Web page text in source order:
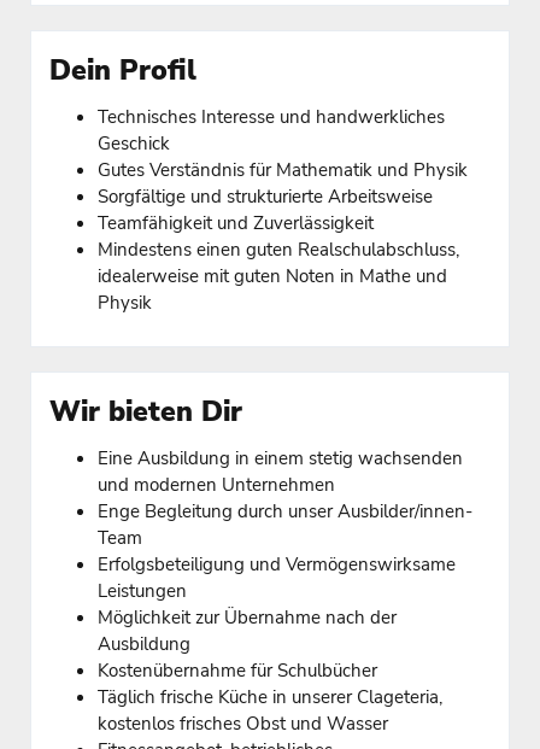
Dein Profil
Technisches Interesse und handwerkliches
Geschick
Gutes Verständnis für Mathematik und Physik
Sorgfältige und strukturierte Arbeitsweise
Teamfähigkeit und Zuverlässigkeit
Mindestens einen guten Realschulabschluss,
idealerweise mit guten Noten in Mathe und
Physik
Wir bieten Dir
Eine Ausbildung in einem stetig wachsenden
und modernen Unternehmen
Enge Begleitung durch unser Ausbilder/innen-
Team
Erfolgsbeteiligung und Vermögenswirksame
Leistungen
Möglichkeit zur Übernahme nach der
Ausbildung
Kostenübernahme für Schulbücher
Täglich frische Küche in unserer Clageteria,
kostenlos frisches Obst und Wasser